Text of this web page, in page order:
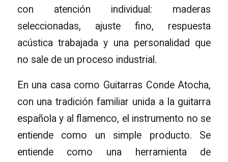
con atención individual: maderas
seleccionadas, ajuste fino, respuesta
acústica trabajada y una personalidad que
no sale de un proceso industrial.
En una casa como Guitarras Conde Atocha,
con una tradición familiar unida a la guitarra
española y al flamenco, el instrumento no se
entiende como un simple producto. Se
entiende como una herramienta de